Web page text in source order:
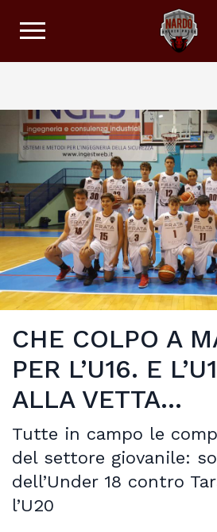
CHE COLPO A
PER L’U16. E
ALLA VETTA…
Tutte in campo le
del settore giovanile:
dell’Under 18 contro
l’U20